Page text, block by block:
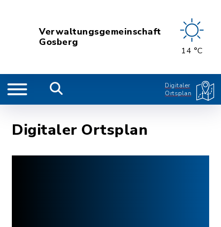
Verwaltungsgemeinschaft
Gosberg
14 °C
Digitaler
Ortsplan
Digitaler Ortsplan